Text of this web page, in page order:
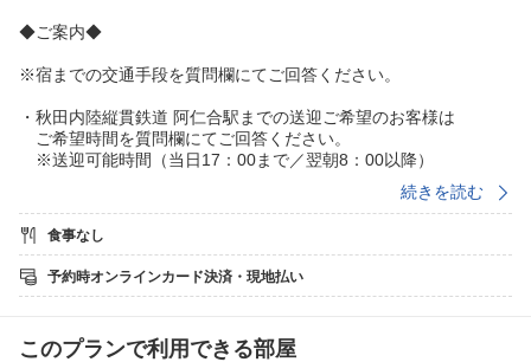
◆ご案内◆
※宿までの交通手段を質問欄にてご回答ください。
・秋田内陸縦貫鉄道 阿仁合駅までの送迎ご希望のお客様は
ご希望時間を質問欄にてご回答ください。
※送迎可能時間（当日17：00まで／翌朝8：00以降）
送迎可能区間は、◎阿仁合駅〜ホテル◎ホテル〜阿仁スキ
お食事がつかない分リーズナブル♪
※近隣に飲食店・コンビニはございませんのでご注意下さい
・質問解答欄又は下記連絡先までペットの種類等をご連絡下さ
続きを読む
食事なし
予約時オンラインカード決済・現地払い
このプランで利用できる部屋